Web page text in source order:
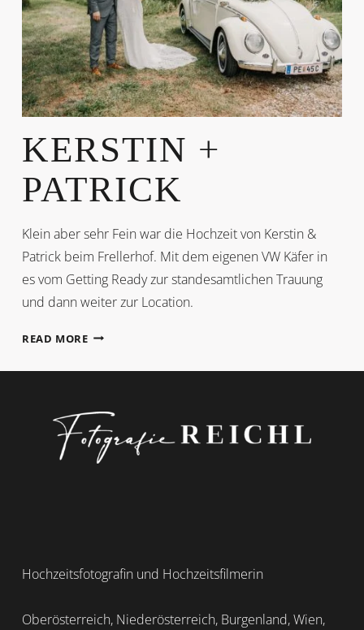
KERSTIN +
PATRICK
Klein aber sehr Fein war die Hochzeit von Kerstin &
Patrick beim Frellerhof. Mit dem eigenen VW Käfer in
es vom Getting Ready zur standesamtlichen Trauung
und dann weiter zur Location.
READ MOREKERSTIN
PATRICK
Hochzeitsfotografin und Hochzeitsfilmerin
Oberösterreich, Niederösterreich, Burgenland, Wien,